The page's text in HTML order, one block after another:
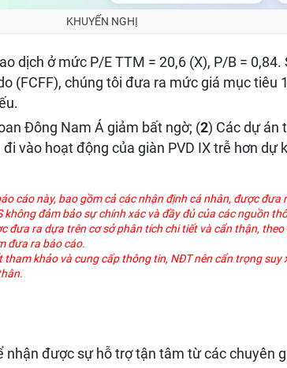
KHUYẾN NGHỊ
dịch ở mức P/E TTM = 20,6 (X), P/B = 0,84.
(FCFF), chúng tôi đưa ra mức giá mục tiêu
Đông Nam Á giảm bất ngờ; (2) Các dự án
vào hoạt động của giàn PVD IX trễ hơn dự
cáo này, bao gồm cả các nhận định cá nhân, được đưa
đảm bảo sự chính xác và đầy đủ của các nguồn
đưa ra dựa trên cơ sở phân tích chi tiết và cẩn thận,
đưa ra báo cáo.
khảo và cung cấp thông tin, NĐT nên cẩn trọng suy
nhận được sự hỗ trợ tận tâm từ các chuyên